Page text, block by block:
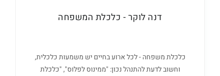
דנה לוקר - כלכלת המשפחה
כלכלת משפחה - לכל ארוע בחיים יש משמעות כלכלית,
וחשוב לדעת להתנהל נכון: "ממינוס לפלוס", "כלכלת